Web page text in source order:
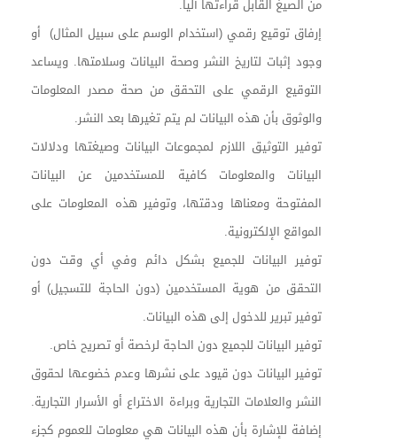
من الصيغ القابل قراءتها آلياً.
إرفاق توقيع رقمي (استخدام الوسم على سبيل المثال) أو
وجود إثبات لتاريخ النشر وصحة البيانات وسلامتها. ويساعد
التوقيع الرقمي على التحقق من صحة مصدر المعلومات
والوثوق بأن هذه البيانات لم يتم تغيرها بعد النشر.
توفير التوثيق اللازم لمجموعات البيانات وصيغتها ودلالات
البيانات والمعلومات كافية للمستخدمين عن البيانات
المفتوحة ومعناها ودقتها، وتوفير هذه المعلومات على
المواقع الإلكترونية.
توفير البيانات للجميع بشكل دائم وفي أي وقت دون
التحقق من هوية المستخدمين (دون الحاجة للتسجيل) أو
توفير تبرير للدخول إلى هذه البيانات.
توفير البيانات للجميع دون الحاجة لرخصة أو تصريح خاص.
توفير البيانات دون قيود على نشرها وعدم خضوعها لحقوق
النشر والعلامات التجارية وبراءة الاختراع أو الأسرار التجارية.
إضافة للإشارة بأن هذه البيانات هي معلومات للعموم كجزء